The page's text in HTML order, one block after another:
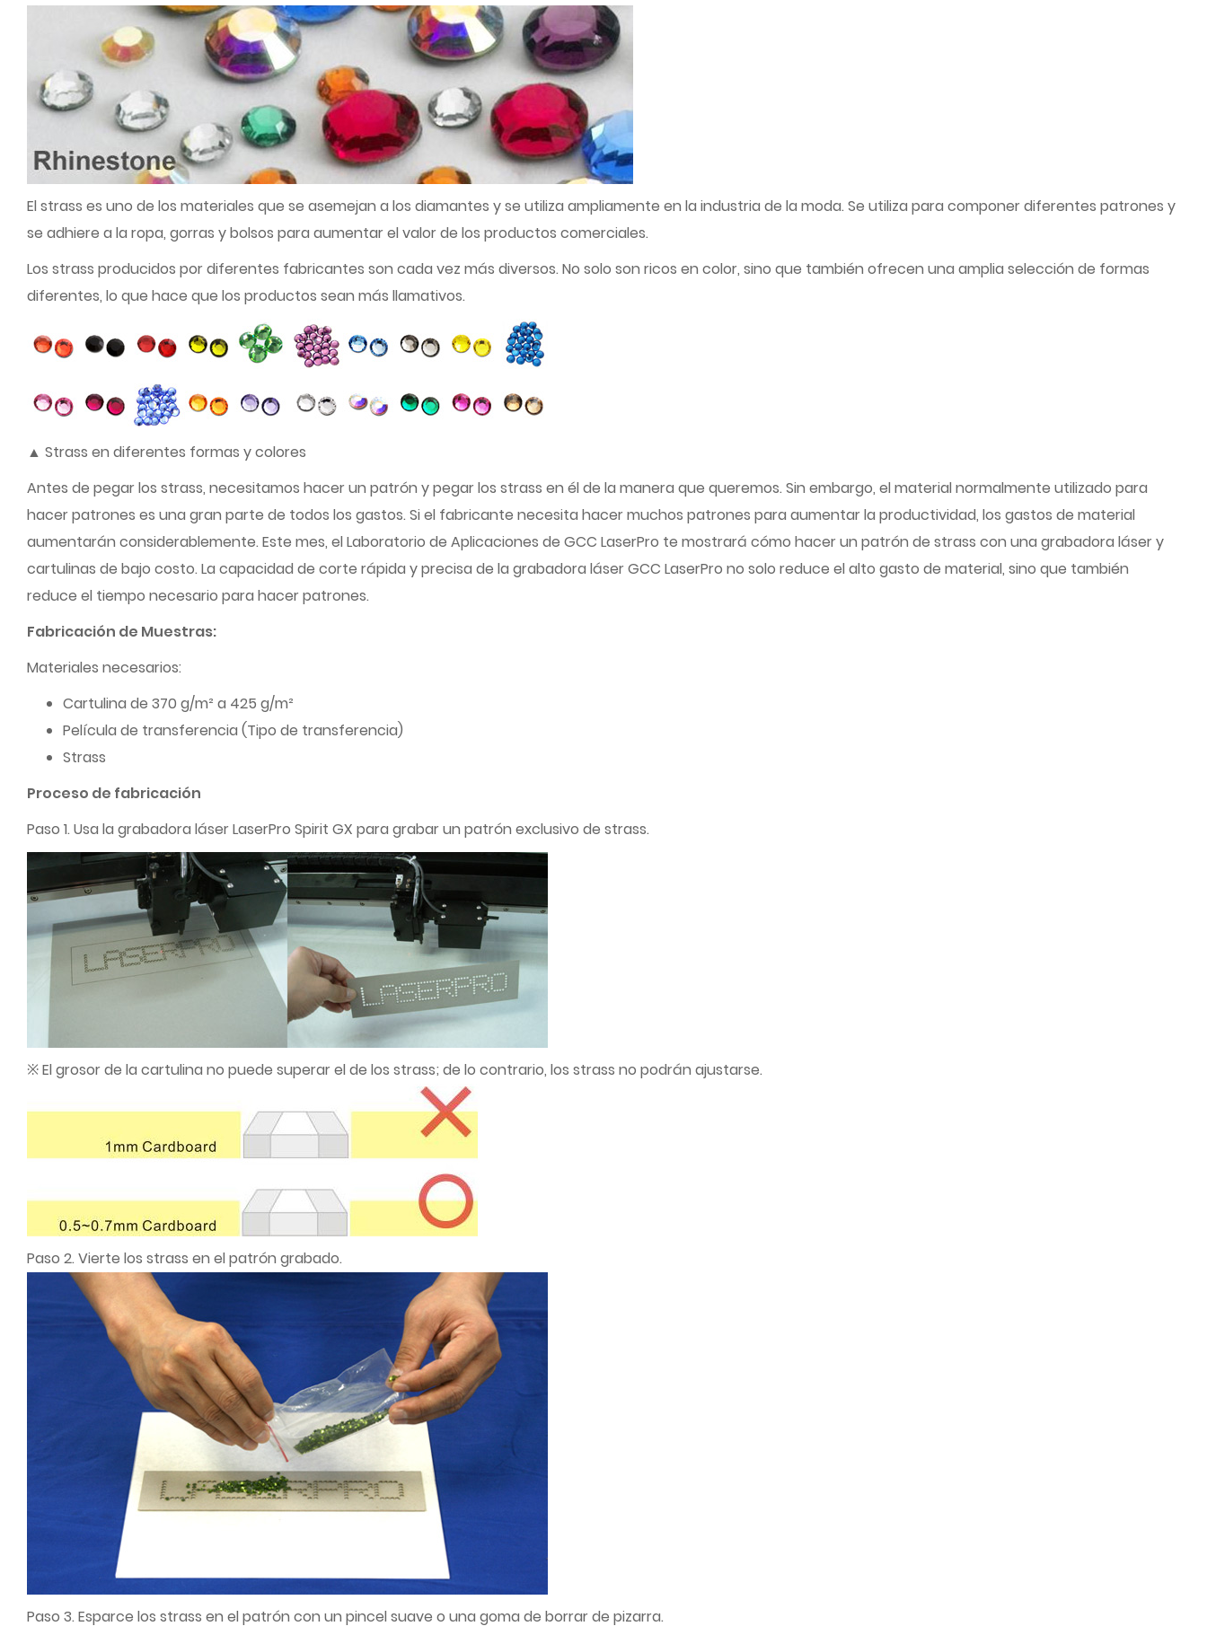
El strass es uno de los materiales que se asemejan a los diamantes y se utiliza ampliamente en la industria de la moda. Se utiliza para componer diferentes patrones y
se adhiere a la ropa, gorras y bolsos para aumentar el valor de los productos comerciales.
Los strass producidos por diferentes fabricantes son cada vez más diversos. No solo son ricos en color, sino que también ofrecen una amplia selección de formas
diferentes, lo que hace que los productos sean más llamativos.
▲ Strass en diferentes formas y colores
Antes de pegar los strass, necesitamos hacer un patrón y pegar los strass en él de la manera que queremos. Sin embargo, el material normalmente utilizado para
hacer patrones es una gran parte de todos los gastos. Si el fabricante necesita hacer muchos patrones para aumentar la productividad, los gastos de material
aumentarán considerablemente. Este mes, el Laboratorio de Aplicaciones de GCC LaserPro te mostrará cómo hacer un patrón de strass con una grabadora láser y
cartulinas de bajo costo. La capacidad de corte rápida y precisa de la grabadora láser GCC LaserPro no solo reduce el alto gasto de material, sino que también
reduce el tiempo necesario para hacer patrones.
Fabricación de Muestras:
Materiales necesarios:
Cartulina de 370 g/m² a 425 g/m²
Película de transferencia (Tipo de transferencia)
Strass
Proceso de fabricación
Paso 1. Usa la grabadora láser LaserPro Spirit GX para grabar un patrón exclusivo de strass.
※ El grosor de la cartulina no puede superar el de los strass; de lo contrario, los strass no podrán ajustarse.
Paso 2. Vierte los strass en el patrón grabado.
Paso 3. Esparce los strass en el patrón con un pincel suave o una goma de borrar de pizarra.